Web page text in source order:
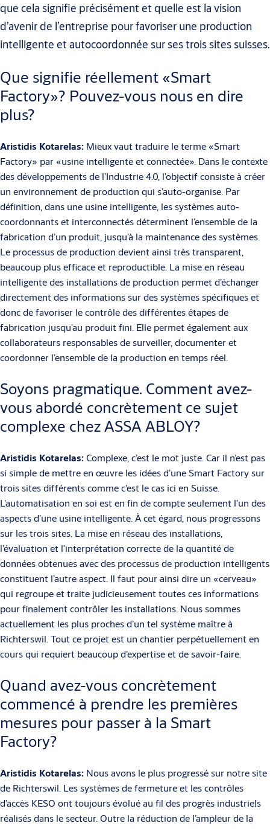
que cela signifie précisément et quelle est la vision
d’avenir de l’entreprise pour favoriser une production
intelligente et autocoordonnée sur ses trois sites suisses.
Que signifie réellement «Smart
Factory»? Pouvez-vous nous en dire
plus?
Aristidis Kotarelas: Mieux vaut traduire le terme «Smart
Factory» par «usine intelligente et connectée». Dans le contexte
des développements de l’Industrie 4.0, l’objectif consiste à créer
un environnement de production qui s’auto-organise. Par
définition, dans une usine intelligente, les systèmes auto-
coordonnants et interconnectés déterminent l’ensemble de la
fabrication d’un produit, jusqu’à la maintenance des systèmes.
Le processus de production devient ainsi très transparent,
beaucoup plus efficace et reproductible. La mise en réseau
intelligente des installations de production permet d’échanger
directement des informations sur des systèmes spécifiques et
donc de favoriser le contrôle des différentes étapes de
fabrication jusqu’au produit fini. Elle permet également aux
collaborateurs responsables de surveiller, documenter et
coordonner l’ensemble de la production en temps réel.
Soyons pragmatique. Comment avez-
vous abordé concrètement ce sujet
complexe chez ASSA ABLOY?
Aristidis Kotarelas: Complexe, c’est le mot juste. Car il n’est pas
si simple de mettre en œuvre les idées d’une Smart Factory sur
trois sites différents comme c’est le cas ici en Suisse.
L’automatisation en soi est en fin de compte seulement l’un des
aspects d’une usine intelligente. À cet égard, nous progressons
sur les trois sites. La mise en réseau des installations,
l’évaluation et l’interprétation correcte de la quantité de
données obtenues avec des processus de production intelligents
constituent l’autre aspect. Il faut pour ainsi dire un «cerveau»
qui regroupe et traite judicieusement toutes ces informations
pour finalement contrôler les installations. Nous sommes
actuellement les plus proches d’un tel système maître à
Richterswil. Tout ce projet est un chantier perpétuellement en
cours qui requiert beaucoup d’expertise et de savoir-faire.
Quand avez-vous concrètement
commencé à prendre les premières
mesures pour passer à la Smart
Factory?
Aristidis Kotarelas: Nous avons le plus progressé sur notre site
de Richterswil. Les systèmes de fermeture et les contrôles
d’accès KESO ont toujours évolué au fil des progrès industriels
réalisés dans le secteur. Outre la réduction de l’ampleur de la